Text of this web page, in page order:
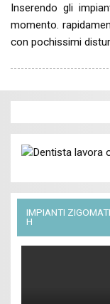
Inserendo gli
momento.
con pochissimi
IMPIANTI
H